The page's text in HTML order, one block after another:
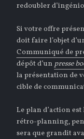
redoubler
Si votre offre
doit faire l’objet
Communiqué de
dépôt d’un presse
la présentation de
cible de
Le plan d’action
rétro-planning,
sera que grandit